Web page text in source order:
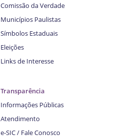
Comissão da Verdade
Municípios Paulistas
Símbolos Estaduais
Eleições
Links de Interesse
Transparência
Informações Públicas
Atendimento
e-SIC / Fale Conosco